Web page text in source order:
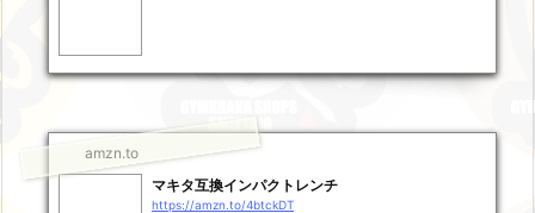
amzn.to
マキタ互換インパクトレンチ
https://amzn.to/4btckDT